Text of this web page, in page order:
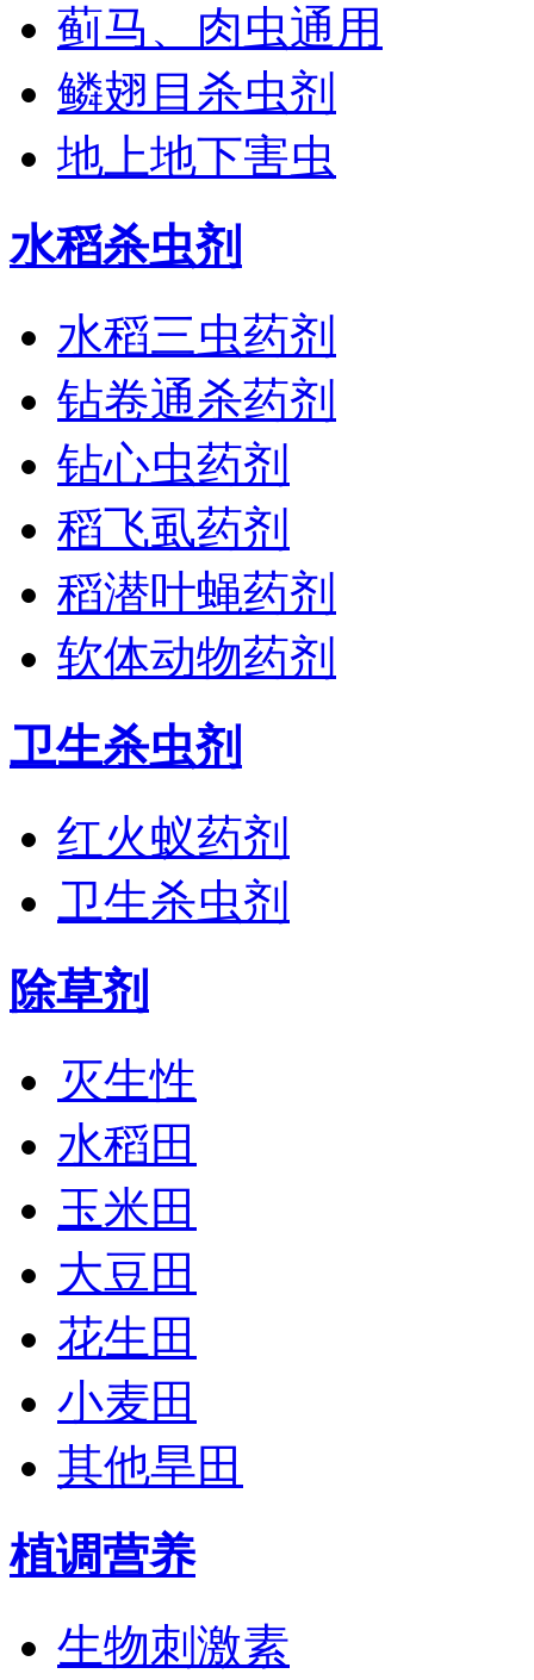
蓟马、肉虫通用
鳞翅目杀虫剂
地上地下害虫
水稻杀虫剂
水稻三虫药剂
钻卷通杀药剂
钻心虫药剂
稻飞虱药剂
稻潜叶蝇药剂
软体动物药剂
卫生杀虫剂
红火蚁药剂
卫生杀虫剂
除草剂
灭生性
水稻田
玉米田
大豆田
花生田
小麦田
其他旱田
植调营养
生物刺激素